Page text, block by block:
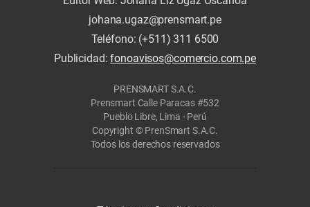
johana.ugaz@prensmart.pe
Teléfono: (+511) 311 6500
Publicidad:fonoavisos@comercio.com.pe
PRENSMART S.A.C.
Prensmart Calle Paracas #532
Pueblo Libre, Lima - Perú
Copyright © PrenSmart S.A.C.
Todos los derechos reservados